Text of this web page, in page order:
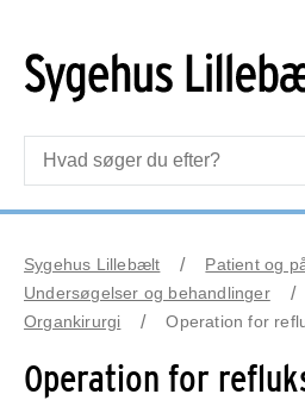
Sygehus Lillebælt
Patient og
Undersøgelser og behandlinger
Organkirurgi
Operation for
Operation for